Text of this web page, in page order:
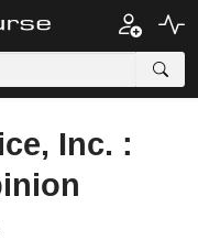
Inc. :